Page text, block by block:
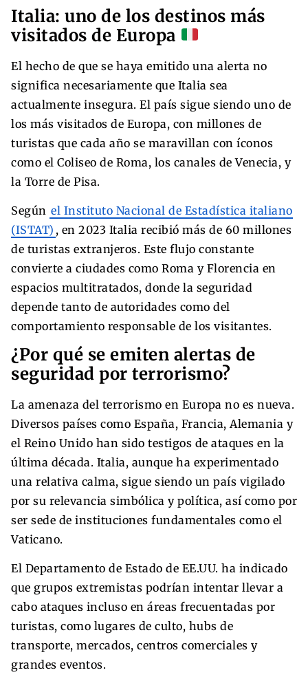
Italia: uno de los destinos más
visitados de Europa
El hecho de que se haya emitido una alerta no
significa necesariamente que Italia sea
actualmente insegura. El país sigue siendo uno de
los más visitados de Europa, con millones de
turistas que cada año se maravillan con íconos
como el Coliseo de Roma, los canales de Venecia, y
la Torre de Pisa.
Según el Instituto Nacional de Estadística italiano
(ISTAT) , en 2023 Italia recibió más de 60 millones
de turistas extranjeros. Este flujo constante
convierte a ciudades como Roma y Florencia en
espacios multitratados, donde la seguridad
depende tanto de autoridades como del
comportamiento responsable de los visitantes.
¿Por qué se emiten alertas de
seguridad por terrorismo?
La amenaza del terrorismo en Europa no es nueva.
Diversos países como España, Francia, Alemania y
el Reino Unido han sido testigos de ataques en la
última década. Italia, aunque ha experimentado
una relativa calma, sigue siendo un país vigilado
por su relevancia simbólica y política, así como por
ser sede de instituciones fundamentales como el
Vaticano.
El Departamento de Estado de EE.UU. ha indicado
que grupos extremistas podrían intentar llevar a
cabo ataques incluso en áreas frecuentadas por
turistas, como lugares de culto, hubs de
transporte, mercados, centros comerciales y
grandes eventos.